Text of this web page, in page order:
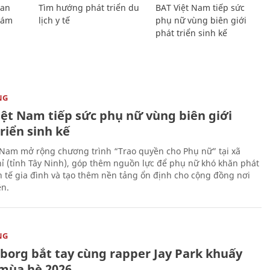
Tìm hướng phát triển du
lịch y tế
BAT Việt Nam tiếp sức
phụ nữ vùng biên giới
phát triển sinh kế
Nam tiếp sức phụ nữ vùng biên giới
sinh kế
mở rộng chương trình “Trao quyền cho Phụ nữ” tại xã
(tỉnh Tây Ninh), góp thêm nguồn lực để phụ nữ khó khăn phát
tế gia đình và tạo thêm nền tảng ổn định cho cộng đồng nơi
bắt tay cùng rapper Jay Park khuấy